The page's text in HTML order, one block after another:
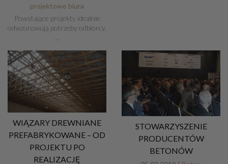
projektowe biura
Powstające projekty idealnie
odwzorowują potrzeby odbiorcy,
WIĄZARY DREWNIANE
PREFABRYKOWANE – OD
PROJEKTU PO
REALIZACJĘ
STOWARZYSZENIE
PRODUCENTÓW
BETONÓW